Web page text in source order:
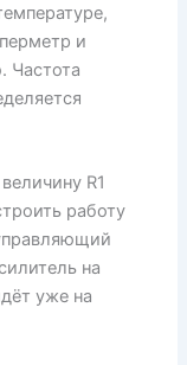
и
Частота
R1
работу
на
уже на